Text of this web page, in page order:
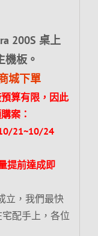
200S 桌上
機板。
城下單
算有限，因此
案：
21~10/24
提前達成即
立，我們最快
配手上，各位